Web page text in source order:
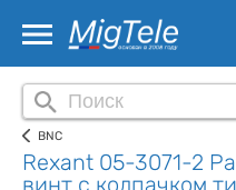
BNC
Rexant 05-3071-2
винт с колпачком